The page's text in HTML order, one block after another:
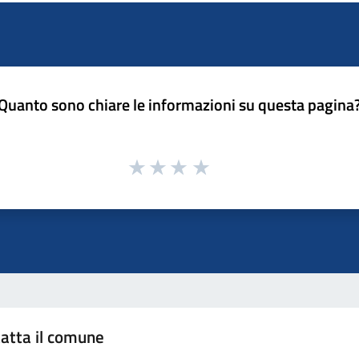
sono chiare le informazioni su questa
il comune